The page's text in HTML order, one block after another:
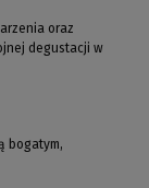
oraz
degustacji w
bogatym,